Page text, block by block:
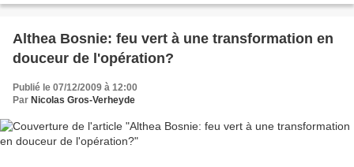
Althea Bosnie: feu vert à une transformation en
douceur de l'opération?
Publié le 07/12/2009 à 12:00
Par Nicolas Gros-Verheyde